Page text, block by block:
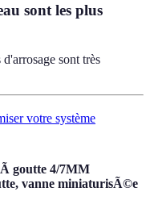
sont les plus
sont très
votre système
goutte 4/7MM
vanne miniaturisÃ©e